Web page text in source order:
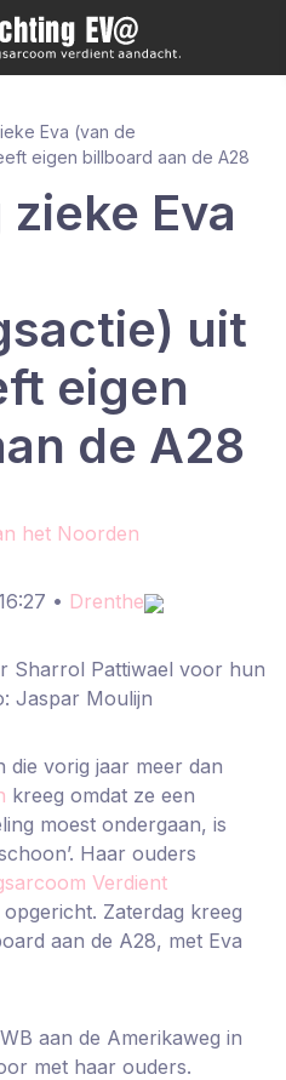
Eva (van de
eigen billboard aan de A28
Eva
uit
eigen
de A28
• Drenthe
Sharrol Pattiwael voor hun
Jaspar Moulijn
die vorig jaar meer dan
kreeg omdat ze een
moest ondergaan, is
Haar ouders
Verdient
opgericht. Zaterdag kreeg
aan de A28, met Eva
aan de Amerikaweg in
met haar ouders.